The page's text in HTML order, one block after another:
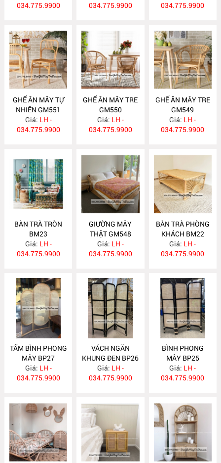
034.775.9900
034.775.9900
034.775.9900
GHẾ ĂN MÂY TỰ
NHIÊN GM551
Giá: LH -
034.775.9900
GHẾ ĂN MÂY TRE
GM550
Giá: LH -
034.775.9900
GHẾ ĂN MÂY TRE
GM549
Giá: LH -
034.775.9900
BÀN TRÀ TRÒN
BM23
Giá: LH -
034.775.9900
GIƯỜNG MÂY
THẬT GM548
Giá: LH -
034.775.9900
BÀN TRÀ PHÒNG
KHÁCH BM22
Giá: LH -
034.775.9900
TẤM BÌNH PHONG
MÂY BP27
Giá: LH -
034.775.9900
VÁCH NGĂN
KHUNG ĐEN BP26
Giá: LH -
034.775.9900
BÌNH PHONG
MÂY BP25
Giá: LH -
034.775.9900